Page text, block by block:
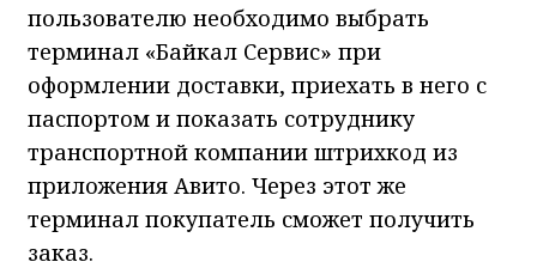
пользователю необходимо выбрать
терминал «Байкал Сервис» при
оформлении доставки, приехать в него с
паспортом и показать сотруднику
транспортной компании штрихкод из
приложения Авито. Через этот же
терминал покупатель сможет получить
заказ.